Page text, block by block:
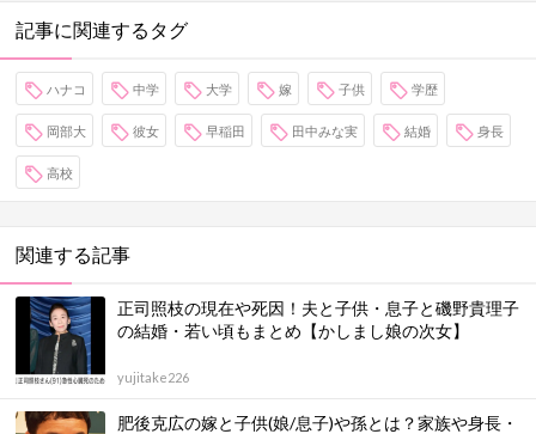
記事に関連するタグ
ハナコ 中学 大学 嫁 子供 学歴
岡部大 彼女 早稲田 田中みな実 結婚 身長
高校
関連する記事
正司照枝の現在や死因！夫と子供・息子と磯野貴理子
の結婚・若い頃もまとめ【かしまし娘の次女】
yujitake226
肥後克広の嫁と子供(娘/息子)や孫とは？家族や身長・